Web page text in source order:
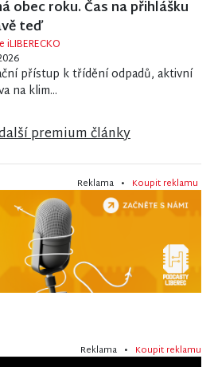
obec roku. Čas na přihlášku
teď
iLIBERECKO
přístup k třídění odpadů, aktivní
na klim...
premium články
Reklama • Koupit reklamu
Reklama • Koupit reklamu